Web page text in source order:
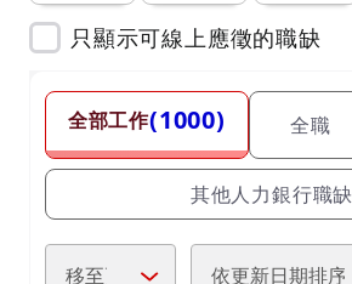
只顯示可線上應徵的職缺
全部工作(1000) 全職
其他人力銀行職缺